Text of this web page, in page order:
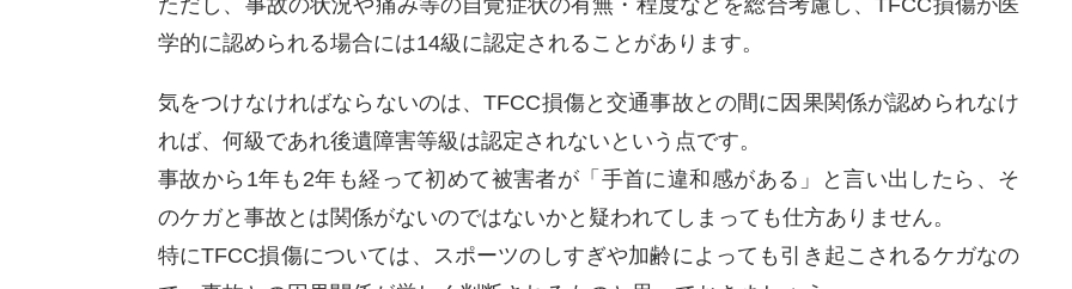
ただし、事故の状況や痛み等の自覚症状の有無・程度などを総合考慮し、TFCC損傷が医
学的に認められる場合には14級に認定されることがあります。
気をつけなければならないのは、TFCC損傷と交通事故との間に因果関係が認められなけ
れば、何級であれ後遺障害等級は認定されないという点です。
事故から1年も2年も経って初めて被害者が「手首に違和感がある」と言い出したら、そ
のケガと事故とは関係がないのではないかと疑われてしまっても仕方ありません。
特にTFCC損傷については、スポーツのしすぎや加齢によっても引き起こされるケガなの